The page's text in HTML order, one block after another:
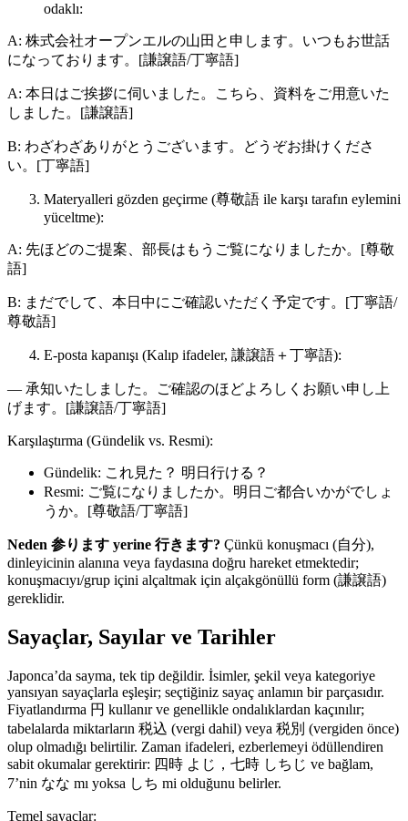
odaklı:
A: 株式会社オープンエルの山田と申します。いつもお世話
になっております。[謙譲語/丁寧語]
A: 本日はご挨拶に伺いました。こちら、資料をご用意いた
しました。[謙譲語]
B: わざわざありがとうございます。どうぞお掛けくださ
い。[丁寧語]
Materyalleri gözden geçirme (尊敬語 ile karşı tarafın eylemini
yüceltme):
A: 先ほどのご提案、部長はもうご覧になりましたか。[尊敬
語]
B: まだでして、本日中にご確認いただく予定です。[丁寧語/
尊敬語]
E-posta kapanışı (Kalıp ifadeler, 謙譲語＋丁寧語):
— 承知いたしました。ご確認のほどよろしくお願い申し上
げます。[謙譲語/丁寧語]
Karşılaştırma (Gündelik vs. Resmi):
Gündelik: これ見た？ 明日行ける？
Resmi: ご覧になりましたか。明日ご都合いかがでしょ
うか。[尊敬語/丁寧語]
Neden 参ります yerine 行きます? Çünkü konuşmacı (自分),
dinleyicinin alanına veya faydasına doğru hareket etmektedir;
konuşmacıyı/grup içini alçaltmak için alçakgönüllü form (謙譲語)
gereklidir.
Sayaçlar, Sayılar ve Tarihler
Japonca’da sayma, tek tip değildir. İsimler, şekil veya kategoriye
yansıyan sayaçlarla eşleşir; seçtiğiniz sayaç anlamın bir parçasıdır.
Fiyatlandırma 円 kullanır ve genellikle ondalıklardan kaçınılır;
tabelalarda miktarların 税込 (vergi dahil) veya 税別 (vergiden önce)
olup olmadığı belirtilir. Zaman ifadeleri, ezberlemeyi ödüllendiren
sabit okumalar gerektirir: 四時 よじ，七時 しちじ ve bağlam,
7’nin なな mı yoksa しち mi olduğunu belirler.
Temel sayaçlar: